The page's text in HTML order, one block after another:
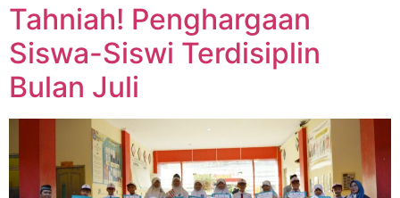
Tahniah! Penghargaan
Siswa-Siswi Terdisiplin
Bulan Juli